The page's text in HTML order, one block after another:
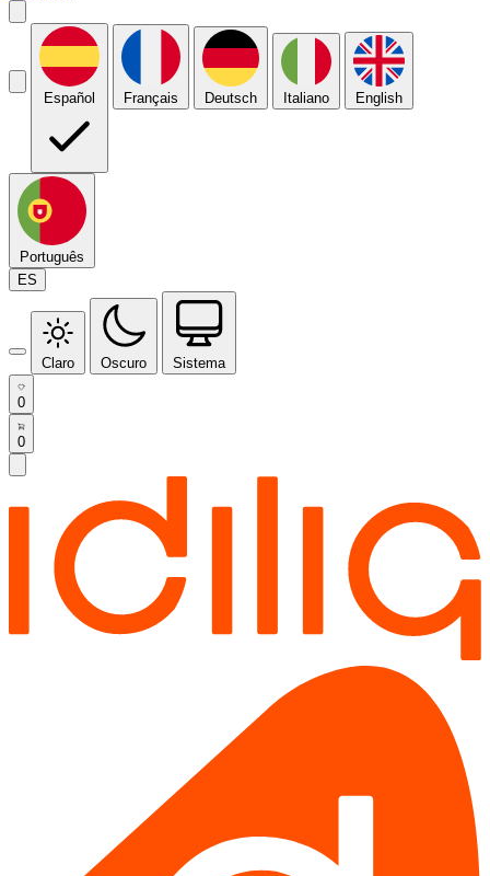
Español Français Deutsch Italiano English
Português
ES
Claro Oscuro Sistema
0
0